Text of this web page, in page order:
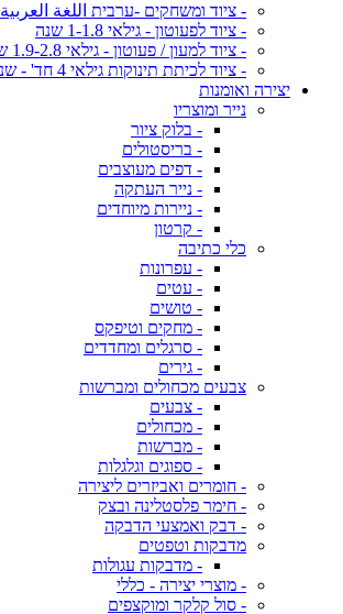
- ציוד ומשחקים -ערבית اللغة العربية
- ציוד לפעוטון - גילאי 1-1.8 שנה
- ציוד למעון / פעוטון - גילאי 1.9-2.8 שנה
- ציוד לכיתת תינוקות גילאי 4 חד' - שנה
יצירה ואומנות
נייר ומוצריו
- בלוק ציור
- בריסטולים
- דפים מעוצבים
- נייר העתקה
- ניירות מיוחדים
- קרטון
כלי כתיבה
- עפרונות
- עטים
- טושים
- מחקים וטיפקס
- סרגלים ומחדדים
- גירים
צבעים מכחולים ומברשות
- צבעים
- מכחולים
- מברשות
- ספוגים וגלגלות
- חומרים ואביזרים ליצירה
- חימר פלסטלינה ובצק
- דבק ואמצעי הדבקה
מדבקות וטפטים
- מדבקות עגולות
- מוצרי יצירה - כללי
- סול קלקר ומוקצפים